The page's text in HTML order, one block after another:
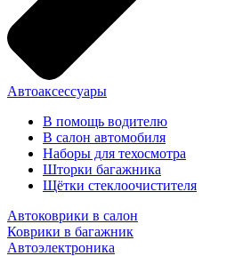
Автоаксессуары
В помощь водителю
В салон автомобиля
Наборы для техосмотра
Шторки багажника
Щётки стеклоочистителя
Автоковрики в салон
Коврики в багажник
Автоэлектроника